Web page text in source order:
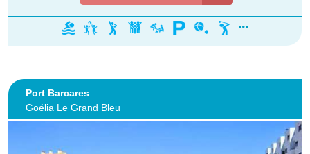
Port Barcares
Goélia Le Grand Bleu